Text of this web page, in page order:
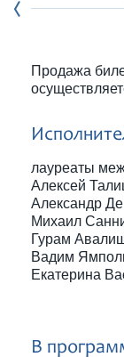
Продажа
лауреаты
Алексей
Александр
Михаил
Гурам
Вадим
Екатерина
В